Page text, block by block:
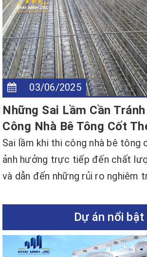
03/06/2025
Những Sai Lầm Cần
Công Nhà Bê Tông Cốt
Sai lầm khi thi công nhà bê tông
ảnh hưởng trực tiếp đến chất
và dẫn đến những rủi ro nghiêm
Dự án nổi bật